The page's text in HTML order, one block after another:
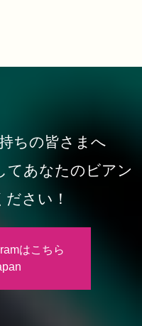
ちの皆さまへ
てあなたのビアン
さい！
はこちら